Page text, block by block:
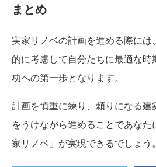
まとめ
実家リノベの計画を進める際には
的に考慮して自分たちに最適な
功への第一歩となります。
計画を慎重に練り、頼りになる建
をうけながら進めることであな
家リノベ」が実現できるでしょう。